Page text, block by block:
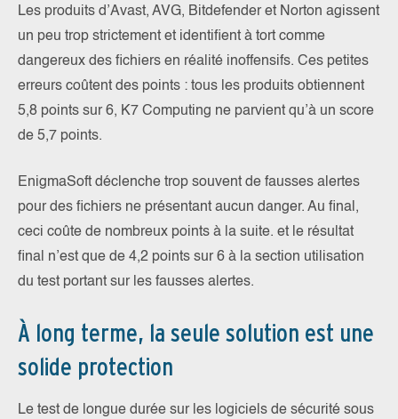
Les produits d’Avast, AVG, Bitdefender et Norton agissent
un peu trop strictement et identifient à tort comme
dangereux des fichiers en réalité inoffensifs. Ces petites
erreurs coûtent des points : tous les produits obtiennent
5,8 points sur 6, K7 Computing ne parvient qu’à un score
de 5,7 points.
EnigmaSoft déclenche trop souvent de fausses alertes
pour des fichiers ne présentant aucun danger. Au final,
ceci coûte de nombreux points à la suite. et le résultat
final n’est que de 4,2 points sur 6 à la section utilisation
du test portant sur les fausses alertes.
À long terme, la seule solution est une
solide protection
Le test de longue durée sur les logiciels de sécurité sous